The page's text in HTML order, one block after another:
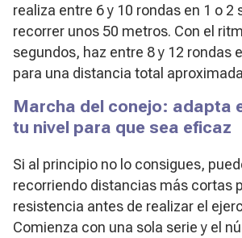
realiza entre 6 y 10 rondas en 1 o 2
recorrer unos 50 metros. Con el
segundos, haz entre 8 y 12 rondas
para una distancia total
Marcha del conejo: adapta
tu nivel para que sea eficaz
Si al principio no lo consigues,
recorriendo distancias más cortas
resistencia antes de realizar el
Comienza con una sola serie y el